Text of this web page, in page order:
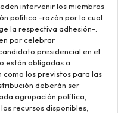
intervenir los miembros
política -razón por la cual
la respectiva adhesión-.
por celebrar
presidencial en el
están obligadas a
los previstos para las
deberán ser
agrupación política,
recursos disponibles,